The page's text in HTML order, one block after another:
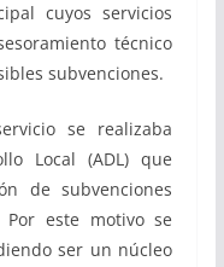
cuyos servicios
técnico
subvenciones.
se realizaba
Local (ADL) que
de subvenciones
este motivo se
ser un núcleo